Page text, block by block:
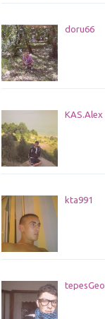
doru66
KAS.Alex
kta991
tepesGeo